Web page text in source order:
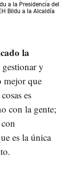
a la Presidencia del
Bildu a la Alcaldía
la
y
mejor que
es
con la gente;
es la única